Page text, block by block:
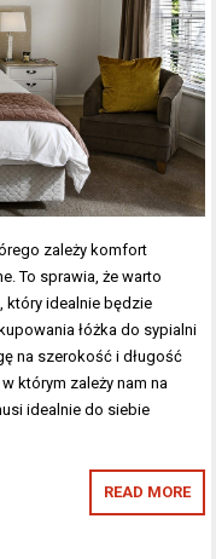
zależy komfort
To sprawia, że warto
który idealnie będzie
łóżka do sypialni
na szerokość i długość
którym zależy nam na
idealnie do siebie
READ MORE